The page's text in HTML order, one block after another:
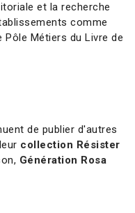
et la recherche
comme
Pôle Métiers du Livre de
de publier d'autres
collection Résister
Génération Rosa